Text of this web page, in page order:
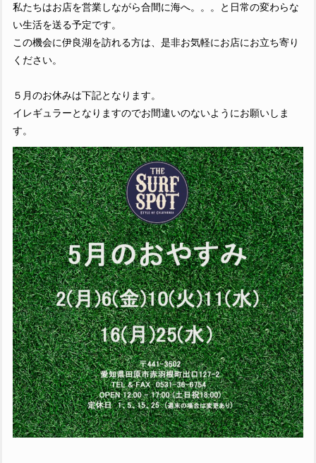
私たちはお店を営業しながら合間に海へ。。。と日常の変わらな
い生活を送る予定です。
この機会に伊良湖を訪れる方は、是非お気軽にお店にお立ち寄り
ください。
５月のお休みは下記となります。
イレギュラーとなりますのでお間違いのないようにお願いしま
す。